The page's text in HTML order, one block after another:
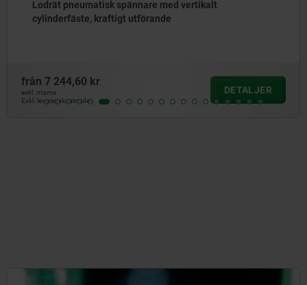
med vertikalt
från 3 284,69 kr
exkl. moms
Exkl. leveranskostnader